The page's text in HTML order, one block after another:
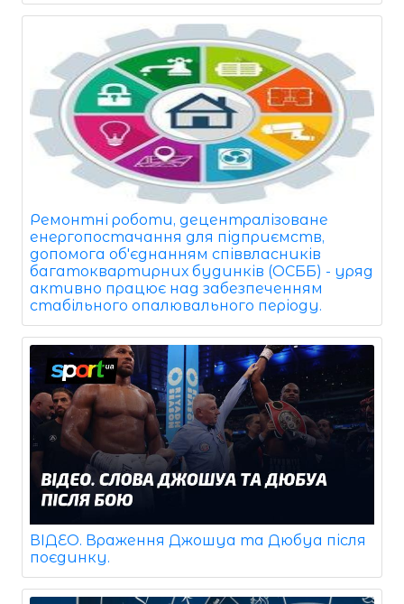
Ремонтні роботи, децентралізоване
енергопостачання для підприємств,
допомога об'єднанням співвласників
багатоквартирних будинків (ОСББ) - уряд
активно працює над забезпеченням
стабільного опалювального періоду.
ВІДЕО. Враження Джошуа та Дюбуа після
поєдинку.